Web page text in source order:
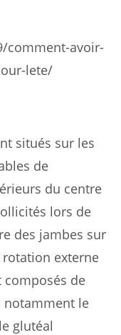
comment-avoir-
lete/
situés sur les
de
du centre
lors de
des jambes sur
externe
composés de
notamment le
glutéal